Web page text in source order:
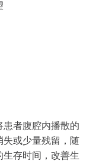
患者腹腔内播散的
失或少量残留，随
生存时间，改善生